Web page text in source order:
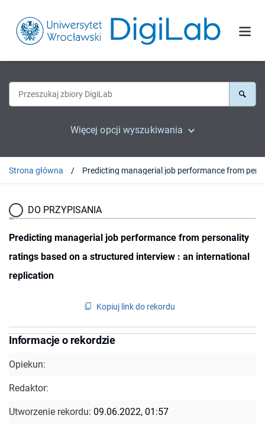
Więcej opcji wyszukiwania
Strona główna
DO PRZYPISANIA
Predicting managerial job performance from personality
ratings based on a structured interview : an international
replication
Kopiuj link do rekordu
Informacje o rekordzie
Opiekun:
Redaktor:
Utworzenie rekordu: 09.06.2022, 01:57